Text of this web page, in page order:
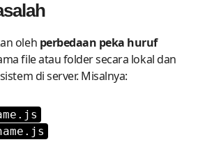
oleh perbedaan peka huruf
file atau folder secara lokal dan
di server. Misalnya: